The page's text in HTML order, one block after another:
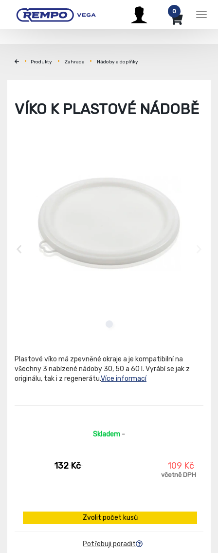
0
Produkty Zahrada Nádoby a doplňky
VÍKO K PLASTOVÉ NÁDOBĚ
Plastové víko má zpevněné okraje a je kompatibilní na
všechny 3 nabízené nádoby 30, 50 a 60 l. Vyrábí se jak z
originálu, tak i z regenerátu.Více informací
Skladem -
132 Kč 109 Kč
včetně DPH
Zvolit počet kusů
Potřebuji poradit